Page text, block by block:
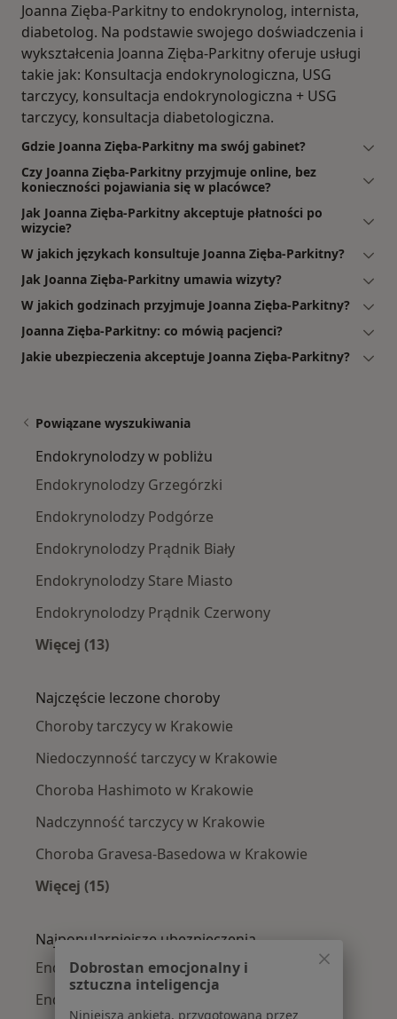
Joanna Zięba-Parkitny to endokrynolog, internista,
diabetolog. Na podstawie swojego doświadczenia i
wykształcenia Joanna Zięba-Parkitny oferuje usługi
takie jak: Konsultacja endokrynologiczna, USG
tarczycy, konsultacja endokrynologiczna + USG
tarczycy, konsultacja diabetologiczna.
Gdzie Joanna Zięba-Parkitny ma swój gabinet?
Czy Joanna Zięba-Parkitny przyjmuje online, bez
konieczności pojawiania się w placówce?
Jak Joanna Zięba-Parkitny akceptuje płatności po
wizycie?
W jakich językach konsultuje Joanna Zięba-Parkitny?
Jak Joanna Zięba-Parkitny umawia wizyty?
W jakich godzinach przyjmuje Joanna Zięba-Parkitny?
Joanna Zięba-Parkitny: co mówią pacjenci?
Jakie ubezpieczenia akceptuje Joanna Zięba-Parkitny?
Powiązane wyszukiwania
Endokrynolodzy w pobliżu
Endokrynolodzy Grzegórzki
Endokrynolodzy Podgórze
Endokrynolodzy Prądnik Biały
Endokrynolodzy Stare Miasto
Endokrynolodzy Prądnik Czerwony
Więcej (13)
Najczęście leczone choroby
Choroby tarczycy w Krakowie
Niedoczynność tarczycy w Krakowie
Choroba Hashimoto w Krakowie
Nadczynność tarczycy w Krakowie
Choroba Gravesa-Basedowa w Krakowie
Więcej (15)
Najpopularniejsze ubezpieczenia
Endokrynolodzy z Allianz w Krakowie
Endokrynolodzy z Signal Iduna w Krakowie
Dobrostan emocjonalny i
sztuczna inteligencja
Niniejsza ankieta, przygotowana przez